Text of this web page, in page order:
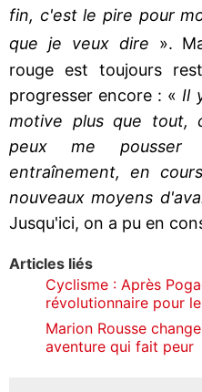
fin, c'est le pire pour
que je veux dire ».
rouge est toujours
progresser encore : « Il
motive plus que tout,
peux me pousser
entraînement, en
nouveaux moyens
Jusqu'ici, on a pu en
Articles liés
Cyclisme : Après
révolutionnaire pour
Marion Rousse
aventure qui fait peur